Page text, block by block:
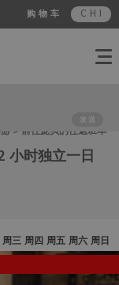
CHI
购物车
发送
> 前往庞贝的往返班车
小时独立一日
周三 周四 周五 周六 周日